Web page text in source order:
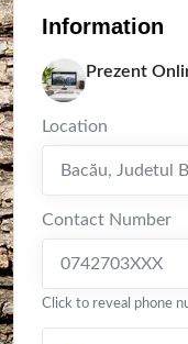
Information
Prezent
Location
Bacău, Judetul
Contact Number
0742703XXX
Click to reveal phone